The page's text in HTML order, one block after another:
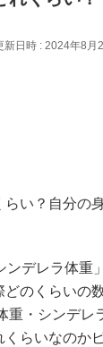
新日時 : 2024年8月
らい？自分の
ンデレラ体重
のくらいの
重・シンデレ
らいなのか